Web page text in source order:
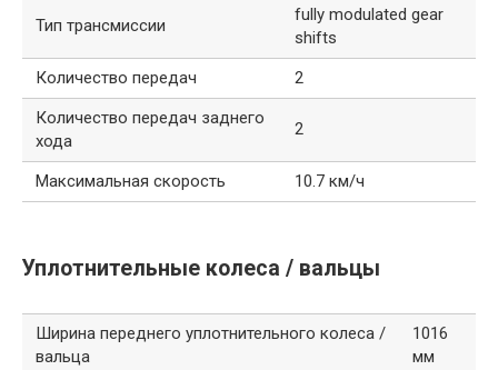
Тип трансмиссии
fully modulated gear
shifts
Количество передач
2
Количество передач заднего
хода
2
Максимальная скорость 10.7 км/ч
Уплотнительные колеса / вальцы
Ширина переднего уплотнительного колеса /
вальца
1016
мм